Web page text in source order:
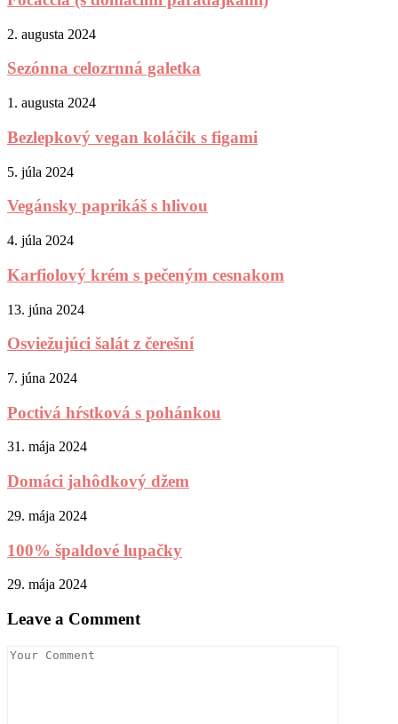
2. augusta 2024
Sezónna celozrnná galetka
1. augusta 2024
Bezlepkový vegan koláčik s figami
5. júla 2024
Vegánsky paprikáš s hlivou
4. júla 2024
Karfiolový krém s pečeným cesnakom
13. júna 2024
Osviežujúci šalát z čerešní
7. júna 2024
Poctivá hŕstková s pohánkou
31. mája 2024
Domáci jahôdkový džem
29. mája 2024
100% špaldové lupačky
29. mája 2024
Leave a Comment